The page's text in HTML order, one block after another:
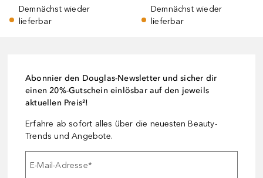
Demnächst wieder
lieferbar
Demnächst wieder
lieferbar
Abonnier den Douglas-Newsletter und sicher dir
einen 20%-Gutschein einlösbar auf den jeweils
aktuellen Preis²!
Erfahre ab sofort alles über die neuesten Beauty-
Trends und Angebote.
E-Mail-Adresse*